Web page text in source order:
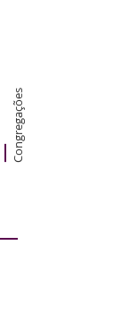
Congregações